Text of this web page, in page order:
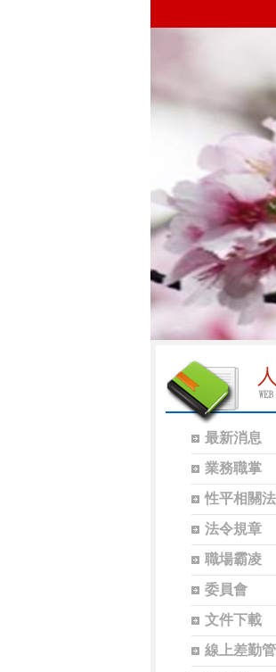
最新消息
業務職掌
性平相關
法令規章
職場霸凌
委員會
文件下載
線上差勤